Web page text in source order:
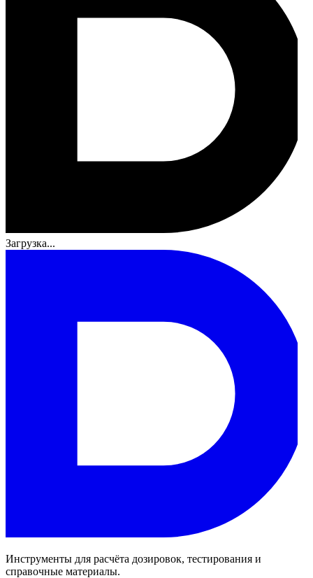
Загрузка...
Инструменты для расчёта дозировок, тестирования и
справочные материалы.